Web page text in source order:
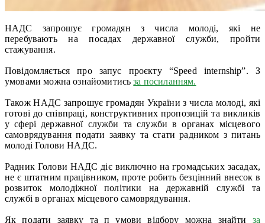
НАДС запрошує громадян з числа молоді, які не
перебувають на посадах державної служби, пройти
стажування.
Повідомляється про запус проєкту “Speed internship”. З
умовами можна ознайомитисьза посиланням.
Також НАДС запрошує громадян України з числа молоді, які
готові до співпраці, конструктивних пропозицій та викликів
у сфері державної служби та служби в органах місцевого
самоврядування подати заявку та стати радником з питань
молоді Голови НАДС.
Радник Голови НАДС діє виключно на громадських засадах,
не є штатним працівником, проте робить безцінний внесок в
розвиток молодіжної політики на державній службі та
службі в органах місцевого самоврядування.
Як подати заявку та п умови відбору можна знайти за